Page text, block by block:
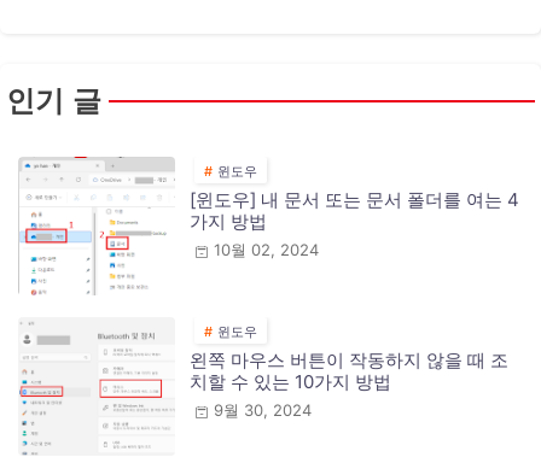
인기 글
윈도우
[윈도우] 내 문서 또는 문서 폴더를 여는 4
가지 방법
10월 02, 2024
윈도우
왼쪽 마우스 버튼이 작동하지 않을 때 조
치할 수 있는 10가지 방법
9월 30, 2024